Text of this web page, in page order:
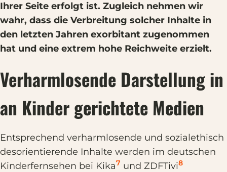
Ihrer Seite erfolgt ist. Zugleich nehmen wir
wahr, dass die Verbreitung solcher Inhalte in
den letzten Jahren exorbitant zugenommen
hat und eine extrem hohe Reichweite erzielt.
Verharmlosende Darstellung in
an Kinder gerichtete Medien
Entsprechend verharmlosende und sozialethisch
desorientierende Inhalte werden im deutschen
Kinderfernsehen bei Kika7 und ZDFTivi8